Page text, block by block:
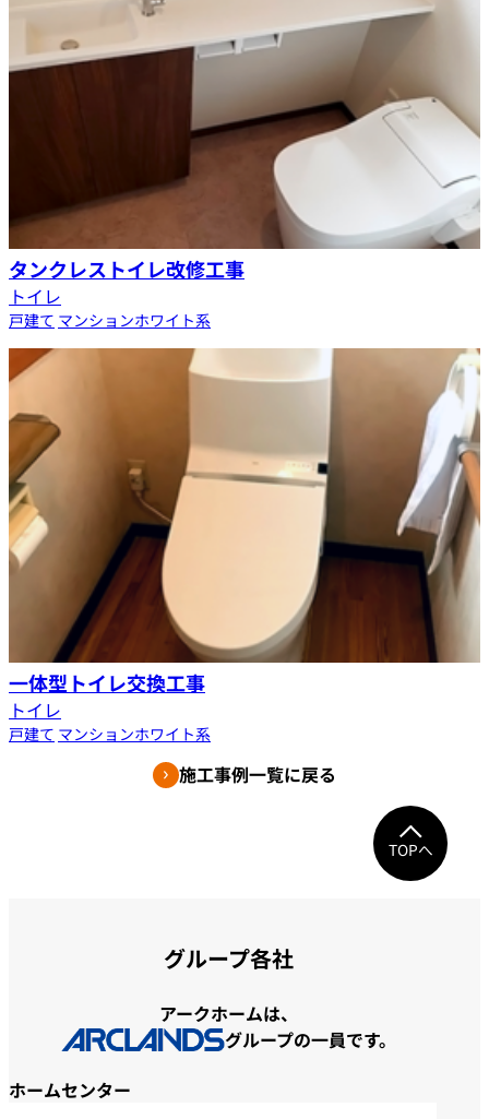
タンクレストイレ改修工事
トイレ
戸建て マンションホワイト系
一体型トイレ交換工事
トイレ
戸建て マンションホワイト系
施工事例一覧に戻る
TOPへ
グループ各社
アークホームは、
グループの一員です。
ホームセンター